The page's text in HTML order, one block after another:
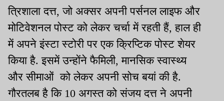
त्रिशाला दत्त, जो अक्सर अपनी पर्सनल लाइफ और
मोटिवेशनल पोस्ट को लेकर चर्चा में रहती हैं, हाल ही
में अपने इंस्टा स्टोरी पर एक क्रिप्टिक पोस्ट शेयर
किया है. इसमें उन्होंने फैमिली, मानसिक स्वास्थ्य
और सीमाओं को लेकर अपनी सोच बयां की है.
गौरतलब है कि 10 अगस्त को संजय दत्त ने अपनी